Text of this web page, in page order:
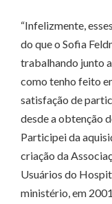
“Infelizmente,
do que o Sofia
trabalhando junto
como tenho feito
satisfação de
desde a obtenção
Participei da
criação da
Usuários do
ministério, em